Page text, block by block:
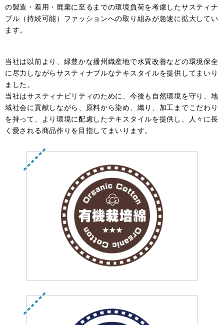
の製造・着用・廃棄に至るまでの環境負荷を考慮したサスティナ
ブル（持続可能）ファッションへの取り組みが急速に拡大してい
ます。
当社は以前より、緑豊かな播州織産地で水質改善などの環境保全
に尽力しながらサスティナブルなテキスタイルを提供してまいり
ました。
当社はサスティナビリティのために、今後も自然環境を守り、地
域社会に貢献しながら、原料から染め、織り、加工までこだわり
を持って、より環境に配慮したテキスタイルを提供し、人々に長
く愛される商品作りを目指してまいります。